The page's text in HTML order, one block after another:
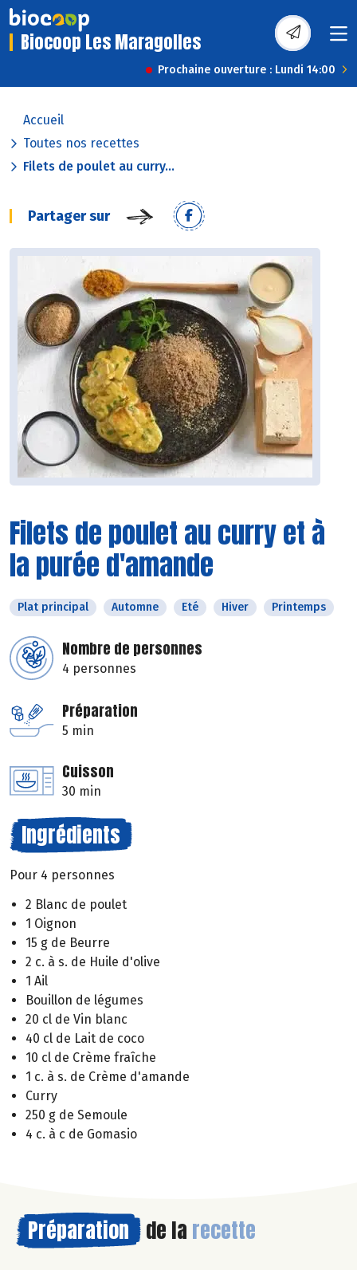
Biocoop Les Maragolles
Prochaine ouverture : Lundi 14:00
Accueil
Toutes nos recettes
Filets de poulet au curry...
Partager sur
Filets de poulet au curry et à
la purée d'amande
Plat principal Automne Eté Hiver Printemps
Nombre de personnes
4 personnes
Préparation
5 min
Cuisson
30 min
Ingrédients
Pour 4 personnes
2 Blanc de poulet
1 Oignon
15 g de Beurre
2 c. à s. de Huile d'olive
1 Ail
Bouillon de légumes
20 cl de Vin blanc
40 cl de Lait de coco
10 cl de Crème fraîche
1 c. à s. de Crème d'amande
Curry
250 g de Semoule
4 c. à c de Gomasio
Préparation de la recette